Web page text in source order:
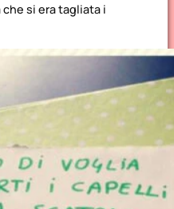
che si era tagliata i